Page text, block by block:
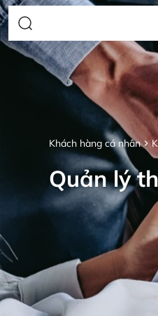
Khách hàng cá nhân
Quản lý